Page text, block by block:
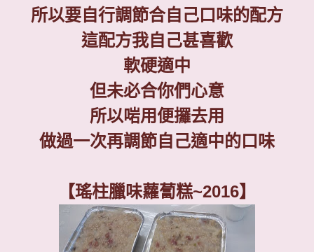
所以要自行調節合自己口味的配方
這配方我自己甚喜歡
軟硬適中
但未必合你們心意
所以啱用便攞去用
做過一次再調節自己適中的口味
【瑤柱臘味蘿蔔糕~2016】